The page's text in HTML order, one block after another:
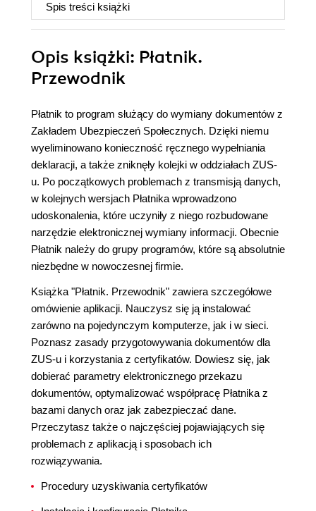
Spis treści książki
Opis książki: Płatnik.
Przewodnik
Płatnik to program służący do wymiany dokumentów z
Zakładem Ubezpieczeń Społecznych. Dzięki niemu
wyeliminowano konieczność ręcznego wypełniania
deklaracji, a także zniknęły kolejki w oddziałach ZUS-
u. Po początkowych problemach z transmisją danych,
w kolejnych wersjach Płatnika wprowadzono
udoskonalenia, które uczyniły z niego rozbudowane
narzędzie elektronicznej wymiany informacji. Obecnie
Płatnik należy do grupy programów, które są absolutnie
niezbędne w nowoczesnej firmie.
Książka "Płatnik. Przewodnik" zawiera szczegółowe
omówienie aplikacji. Nauczysz się ją instalować
zarówno na pojedynczym komputerze, jak i w sieci.
Poznasz zasady przygotowywania dokumentów dla
ZUS-u i korzystania z certyfikatów. Dowiesz się, jak
dobierać parametry elektronicznego przekazu
dokumentów, optymalizować współpracę Płatnika z
bazami danych oraz jak zabezpieczać dane.
Przeczytasz także o najczęściej pojawiających się
problemach z aplikacją i sposobach ich
rozwiązywania.
Procedury uzyskiwania certyfikatów